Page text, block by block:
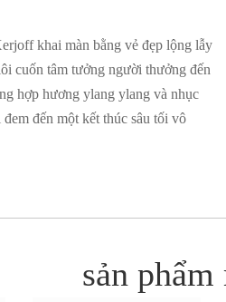
khai màn bằng vẻ đẹp lộng lẫy
cuốn tâm tưởng người thưởng đến
hợp hương ylang ylang và nhục
đến một kết thúc sâu tối vô
sản